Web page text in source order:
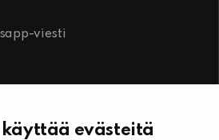
käyttää evästeitä
viesti